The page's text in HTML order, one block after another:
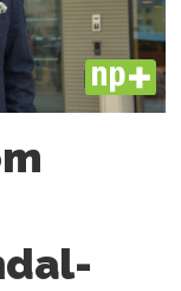
PLUS